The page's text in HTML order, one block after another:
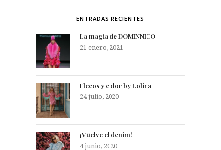
ENTRADAS RECIENTES
La magia de DOMINNICO
21 enero, 2021
Flecos y color by Lolina
24 julio, 2020
¡Vuelve el denim!
4 junio, 2020